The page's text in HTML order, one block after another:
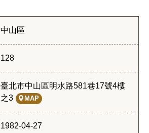
中山區
128
臺北市中山區明水路581巷17號4樓
之3
MAP
1982-04-27